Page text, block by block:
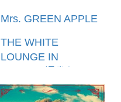
Mrs. GREEN APPLE
THE WHITE
LOUNGE IN
(BLU-RAY)) (預購至